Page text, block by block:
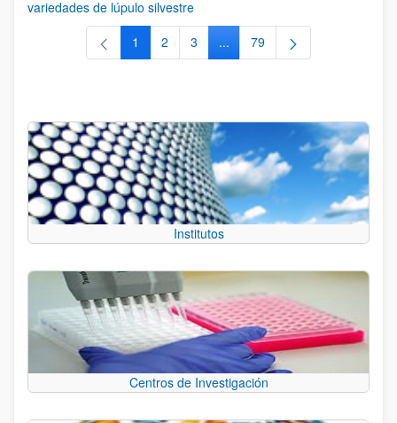
variedades de lúpulo silvestre
Página
1 Página
2 Página
3 ...Páginas intermedias Use TAB
Página
79
Institutos
Centros de Investigación